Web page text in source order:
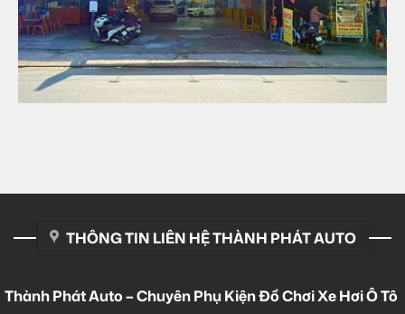
THÔNG TIN LIÊN HỆ THÀNH PHÁT AUTO
Thành Phát Auto – Chuyên Phụ Kiện Đồ Chơi Xe Hơi Ô Tô